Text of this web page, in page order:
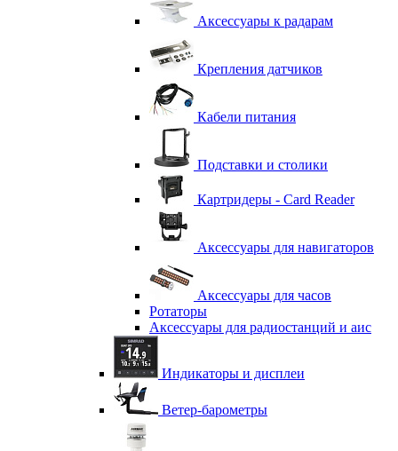
Аксессуары к радарам
Крепления датчиков
Кабели питания
Подставки и столики
Картридеры - Card Reader
Аксессуары для навигаторов
Аксессуары для часов
Ротаторы
Аксессуары для радиостанций и аис
Индикаторы и дисплеи
Ветер-барометры